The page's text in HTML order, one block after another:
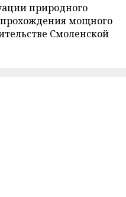
природного
прохождения мощного
Смоленской